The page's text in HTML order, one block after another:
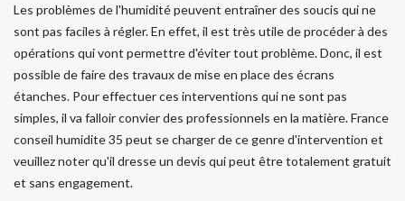
Les problèmes de l'humidité peuvent entraîner des soucis qui ne
sont pas faciles à régler. En effet, il est très utile de procéder à des
opérations qui vont permettre d'éviter tout problème. Donc, il est
possible de faire des travaux de mise en place des écrans
étanches. Pour effectuer ces interventions qui ne sont pas
simples, il va falloir convier des professionnels en la matière. France
conseil humidite 35 peut se charger de ce genre d'intervention et
veuillez noter qu'il dresse un devis qui peut être totalement gratuit
et sans engagement.